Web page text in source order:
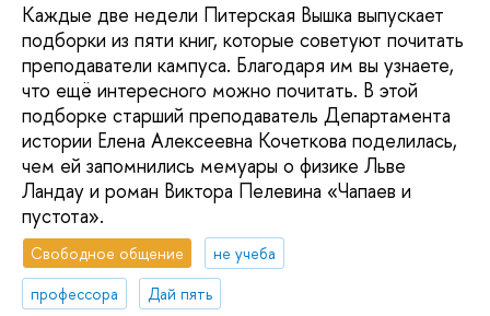
Каждые две недели Питерская Вышка выпускает
подборки из пяти книг, которые советуют почитать
преподаватели кампуса. Благодаря им вы узнаете,
что ещё интересного можно почитать. В этой
подборке старший преподаватель Департамента
истории Елена Алексеевна Кочеткова поделилась,
чем ей запомнились мемуары о физике Льве
Ландау и роман Виктора Пелевина «Чапаев и
пустота».
Свободное общение
не учеба
профессора
Дай пять